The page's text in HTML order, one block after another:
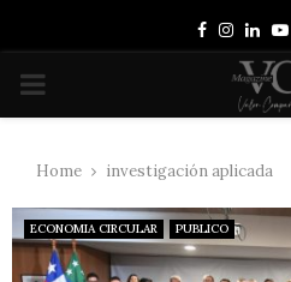
Facebook
PRIMARY
Home investigación aplicada
ECONOMIA CIRCULAR PUBLICO